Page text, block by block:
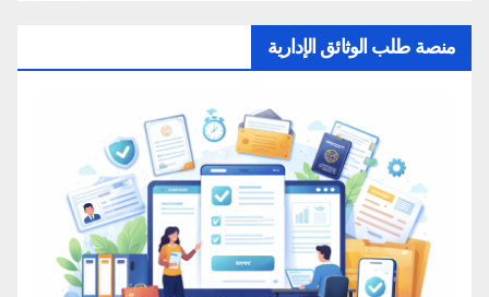
منصة طلب الوثائق الإدارية